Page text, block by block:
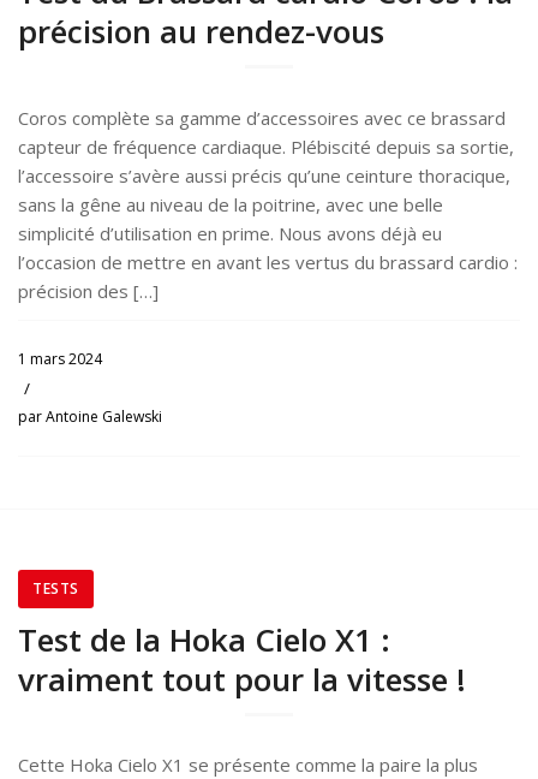
précision au rendez-vous
Coros complète sa gamme d’accessoires avec ce brassard
capteur de fréquence cardiaque. Plébiscité depuis sa sortie,
l’accessoire s’avère aussi précis qu’une ceinture thoracique,
sans la gêne au niveau de la poitrine, avec une belle
simplicité d’utilisation en prime. Nous avons déjà eu
l’occasion de mettre en avant les vertus du brassard cardio :
précision des […]
1 mars 2024
/
parAntoine Galewski
TESTS
Test de la Hoka Cielo X1 :
vraiment tout pour la vitesse !
Cette Hoka Cielo X1 se présente comme la paire la plus